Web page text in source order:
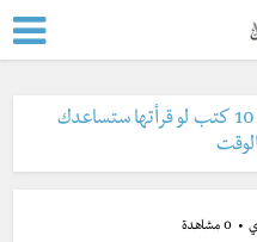
10 كتب لو قرأتها ستساعدك
0 مشاهدة